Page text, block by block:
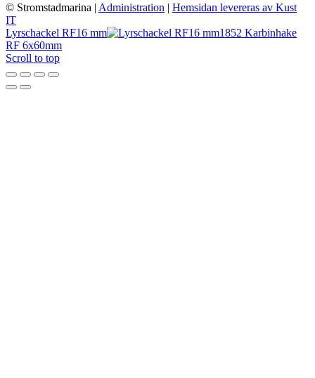
© Stromstadmarina | Administration | Hemsidan levereras av Kust
IT
Lyrschackel RF16 mm
1852 Karbinhake
RF 6x60mm
Scroll to top